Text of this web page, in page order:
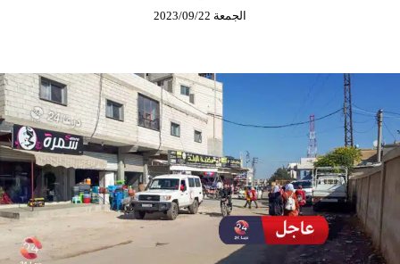
الجمعة 2023/09/22